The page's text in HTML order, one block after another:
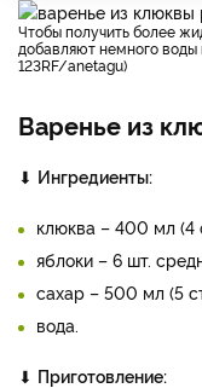
Чтобы получить более жидкое варенье, во время приготовления
добавляют немного воды
123RF/anetagu)
Варенье из
⬇ Ингредиенты:
клюква – 400 мл (4
яблоки – 6 шт.
сахар – 500 мл (5
вода.
⬇ Приготовление: